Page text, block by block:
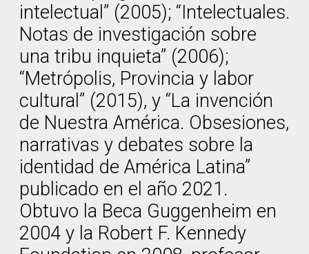
intelectual” (2005); “Intelectuales.
Notas de investigación sobre
una tribu inquieta” (2006);
“Metrópolis, Provincia y labor
cultural” (2015), y “La invención
de Nuestra América. Obsesiones,
narrativas y debates sobre la
identidad de América Latina”
publicado en el año 2021.
Obtuvo la Beca Guggenheim en
2004 y la Robert F. Kennedy